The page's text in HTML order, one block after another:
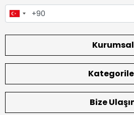
Kurumsal
Bize